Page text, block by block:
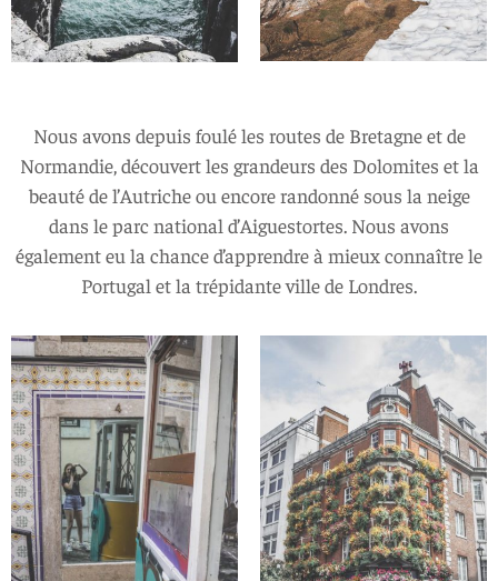
Nous avons depuis foulé les routes de Bretagne et de
Normandie, découvert les grandeurs des Dolomites et la
beauté de l’Autriche ou encore randonné sous la neige
dans le parc national d’Aiguestortes. Nous avons
également eu la chance d’apprendre à mieux connaître le
Portugal et la trépidante ville de Londres.